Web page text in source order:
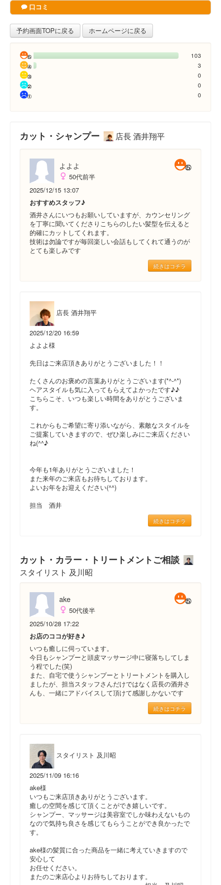
口コミ
予約画面TOPに戻る ホームページに戻る
103
3
0
0
0
カット・シャンプー 店長 酒井翔平
よよよ
50代前半
2025/12/15 13:07
おすすめスタッフ♪
酒井さんにいつもお願いしていますが、カウンセリング
を丁寧に聞いてくださりこちらのしたい髪型を伝えると
的確にカットしてくれます。
技術は勿論ですが毎回楽しい会話もしてくれて通うのが
とても楽しみです
続きはコチラ
店長 酒井翔平
2025/12/20 16:59
よよよ様
先日はご来店頂きありがとうございました！！
たくさんのお褒めの言葉ありがとうございます(*^-^*)
ヘアスタイルも気に入ってもらえてよかったです♪♪
こちらこそ、いつも楽しい時間をありがとうございま
す。
これからもご希望に寄り添いながら、素敵なスタイルを
ご提案していきますので、ぜひ楽しみにご来店ください
ね(^^♪
今年も1年ありがとうございました！
また来年のご来店もお待ちしております。
よいお年をお迎えください(^^)
担当 酒井
続きはコチラ
カット・カラー・トリートメントご相談
スタイリスト 及川昭
ake
50代後半
2025/10/28 17:22
お店のココが好き♪
いつも癒しに伺っています。
今日もシャンプーと頭皮マッサージ中に寝落ちしてしま
う程でした(笑)
また、自宅で使うシャンプーとトリートメントを購入し
ましたが、担当スタッフさんだけではなく店長の酒井さ
んも、一緒にアドバイスして頂けて感謝しかないです
続きはコチラ
スタイリスト 及川昭
2025/11/09 16:16
ake様
いつもご来店頂きありがとうございます。
癒しの空間を感じて頂くことができ嬉しいです。
シャンプー、マッサージは美容室でしか味わえないもの
なので気持ち良さを感じてもらうことができ良かったで
す。
ake様の髪質に合った商品を一緒に考えていきますので
安心して
お任せください。
またのご来店心よりお待ちしております。